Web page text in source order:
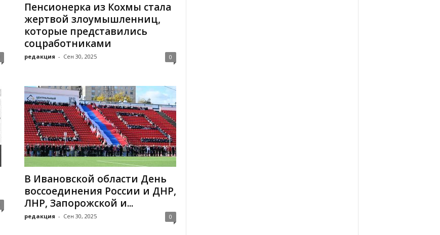
Пенсионерка из Кохмы стала
жертвой злоумышленниц,
которые представились
соцработниками
редакция - Сен 30, 2025 0
В Ивановской области День
воссоединения России и ДНР,
ЛНР, Запорожской и...
редакция - Сен 30, 2025 0